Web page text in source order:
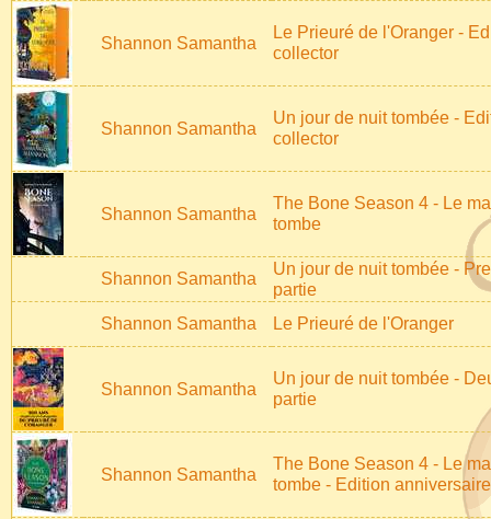
Shannon Samantha
Le Prieuré de l'Oranger -
collector
Shannon Samantha
Un jour de nuit tombée -
collector
Shannon Samantha
The Bone Season 4 - Le
tombe
Shannon Samantha
Un jour de nuit tombée -
partie
Shannon Samantha
Le Prieuré de l'Oranger
Shannon Samantha
Un jour de nuit tombée -
partie
Shannon Samantha
The Bone Season 4 - Le
tombe - Edition anniversaire